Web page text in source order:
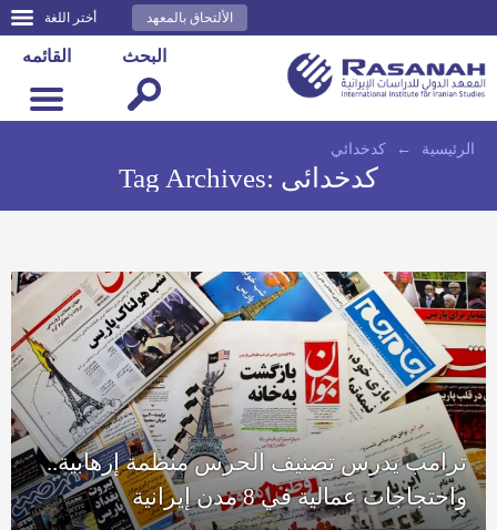
أختر اللغة الألتحاق بالمعهد
القائمه البحث
الرئيسية ← كدخدائي
Tag Archives: كدخدائي
ترامب يدرس تصنيف الحرس منظمة إرهابية..
واحتجاجات عمالية في 8 مدن إيرانية